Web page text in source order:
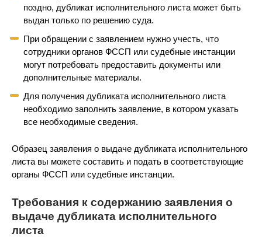
поздно, дубликат исполнительного листа может быть
выдан только по решению суда.
При обращении с заявлением нужно учесть, что
сотрудники органов ФССП или судебные инстанции
могут потребовать предоставить документы или
дополнительные материалы.
Для получения дубликата исполнительного листа
необходимо заполнить заявление, в котором указать
все необходимые сведения.
Образец заявления о выдаче дубликата исполнительного
листа вы можете составить и подать в соответствующие
органы ФССП или судебные инстанции.
Требования к содержанию заявления о
выдаче дубликата исполнительного
листа